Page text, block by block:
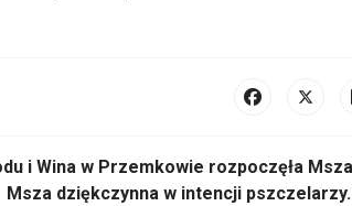
i Wina w Przemkowie rozpoczęła Msza
Msza dziękczynna w intencji